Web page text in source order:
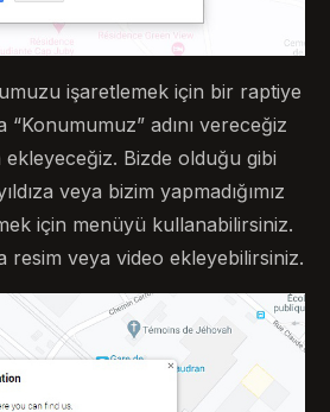
işaretlemek için bir raptiye
“Konumumuz” adını vereceğiz
ekleyeceğiz. Bizde olduğu gibi
veya bizim yapmadığımız
için menüyü kullanabilirsiniz.
resim veya video ekleyebilirsiniz.